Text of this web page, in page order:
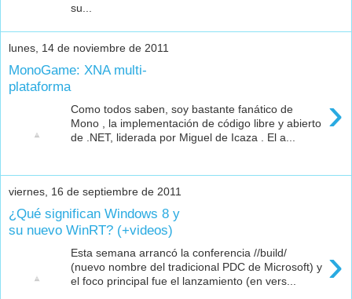
su...
lunes, 14 de noviembre de 2011
MonoGame: XNA multi-
plataforma
›
Como todos saben, soy bastante fanático de
Mono , la implementación de código libre y abierto
de .NET, liderada por Miguel de Icaza . El a...
viernes, 16 de septiembre de 2011
¿Qué significan Windows 8 y
su nuevo WinRT? (+videos)
›
Esta semana arrancó la conferencia //build/
(nuevo nombre del tradicional PDC de Microsoft) y
el foco principal fue el lanzamiento (en vers...